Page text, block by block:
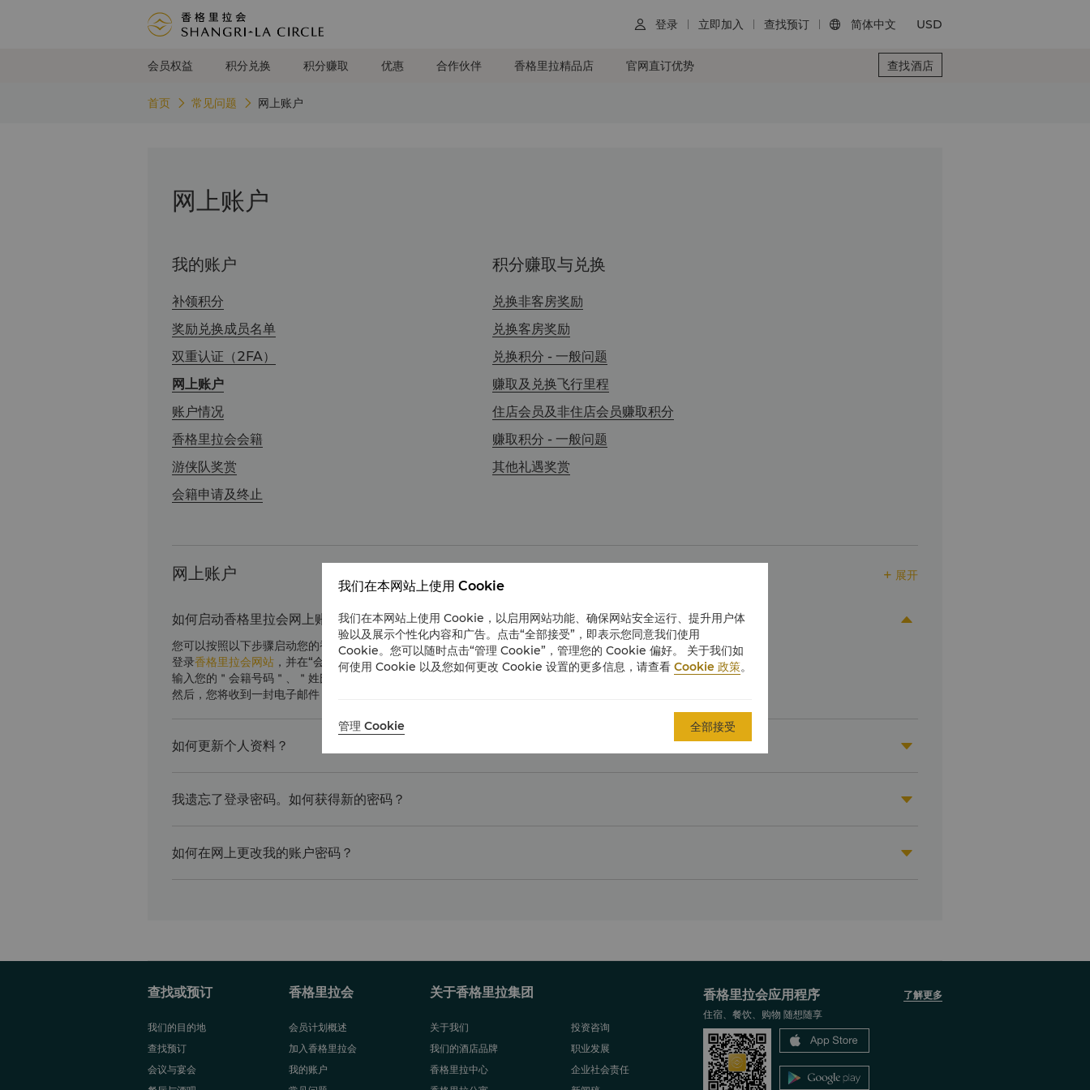
 登录 立即加入 查找预订  简体中文 USD
会员权益 积分兑换 积分赚取 优惠 合作伙伴 香格里拉精品店 官网直订优势 查找酒店
首页 常见问题 网上账户
网上账户
我的账户
补领积分
奖励兑换成员名单
双重认证（2FA）
网上账户
账户情况
香格里拉会会籍
游侠队奖赏
会籍申请及终止
积分赚取与兑换
兑换非客房奖励
兑换客房奖励
兑换积分 - 一般问题
赚取及兑换飞行里程
住店会员及非住店会员赚取积分
赚取积分 - 一般问题
其他礼遇奖赏
网上账户  展开
如何启动香格里拉会网上账户？

您可以按照以下步骤启动您的香格里拉会网上账户：
登录香格里拉会网站 ，并在“会员登录”页面中点击“启动我的网上会员账户”。
输入您的＂会籍号码＂、＂姓氏＂以及＂电邮＂。
然后，您将收到一封电子邮件，其中包含有关如何启动网上账户的说明。
如何更新个人资料？ 
我遗忘了登录密码。如何获得新的密码？ 
如何在网上更改我的账户密码？ 
查找或预订
我们的目的地
查找预订
会议与宴会
香格里拉会
会员计划概述
加入香格里拉会
我的账户
关于香格里拉集团
关于我们
我们的酒店品牌
香格里拉中心
投资咨询
职业发展
企业社会责任
香格里拉会应用程序
了解更多
住宿、餐饮、购物 随想随享
我们在本网站上使用 Cookie
我们在本网站上使用 Cookie，以启用网站功能、确保网站安全运行、提升用户体
验以及展示个性化内容和广告。点击“全部接受”，即表示您同意我们使用
Cookie。您可以随时点击“管理 Cookie”，管理您的 Cookie 偏好。 关于我们如
何使用 Cookie 以及您如何更改 Cookie 设置的更多信息，请查看 Cookie 政策。
管理 Cookie 全部接受